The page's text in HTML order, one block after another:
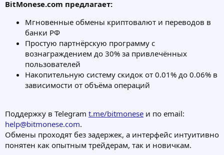
BitMonese.com предлагает:
Мгновенные обмены криптовалют и переводов в
банки РФ
Простую партнёрскую программу с
вознаграждением до 30% за привлечённых
пользователей
Накопительную систему скидок от 0.01% до 0.06% в
зависимости от объёма операций
Поддержку в Telegram t.me/bitmonese и по email:
help@bitmonese.com.
Обмены проходят без задержек, а интерфейс интуитивно
понятен как опытным трейдерам, так и новичкам.